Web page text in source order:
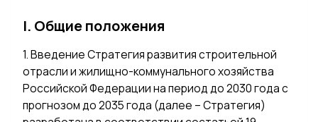
I. Общие положения
1. Введение Стратегия развития строительной
отрасли и жилищно-коммунального хозяйства
Российской Федерации на период до 2030 года с
прогнозом до 2035 года (далее – Стратегия)